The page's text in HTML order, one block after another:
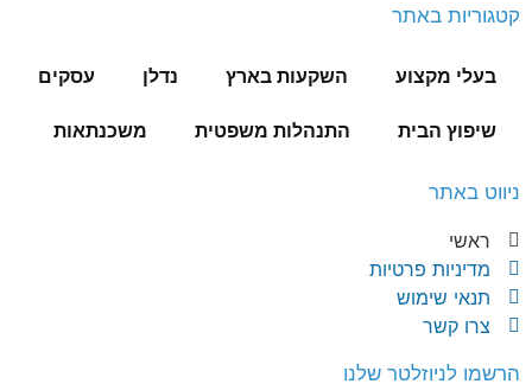
קטגוריות באתר
בעלי מקצוע השקעות בארץ נדלן עסקים
שיפוץ הבית התנהלות משפטית משכנתאות
ניווט באתר
ראשי
מדיניות פרטיות
תנאי שימוש
צרו קשר
הרשמו לניוזלטר שלנו